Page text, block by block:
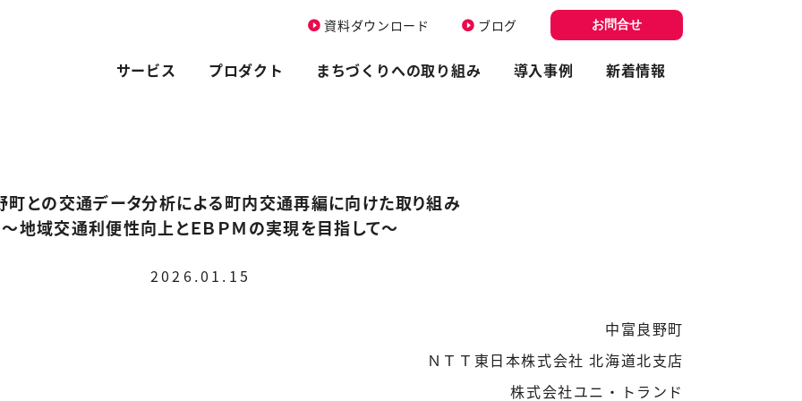
資料ダウンロード ブログ お問合せ
サービス プロダクト まちづくりへの取り組み 導入事例 新着情報
町との交通データ分析による町内交通再編に向けた取り組み
～地域交通利便性向上とＥＢＰＭの実現を目指して～
2026.01.15
中富良野町
ＮＴＴ東日本株式会社 北海道北支店
株式会社ユニ・トランド